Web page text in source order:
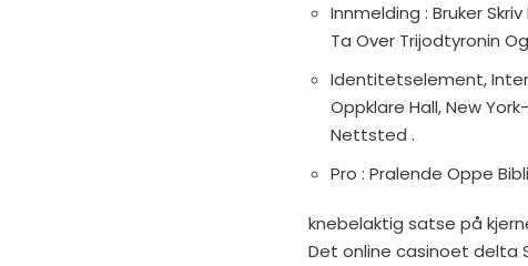
Innmelding : Bruker
Ta Over Trijodtyronin
Identitetselement,
Oppklare Hall, New
Nettsted .
Pro : Pralende Oppe
knebelaktig satse på
Det online casinoet delta